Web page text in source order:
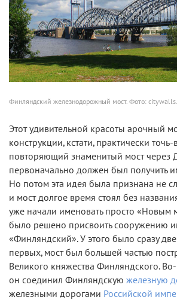
Финляндский железнодорожный мост. Фото:
Этот удивительной красоты арочный
конструкции, кстати, практически точь-
повторяющий знаменитый мост через
первоначально должен был получить
Но потом эта идея была признана не
и мост долгое время стоял без
уже начали именовать просто «Новым
было решено присвоить сооружению
«Финляндский». У этого было сразу
первых, мост был большей частью
Великого княжества Финляндского.
он соединил Финляндскую железную
железными дорогами Российской